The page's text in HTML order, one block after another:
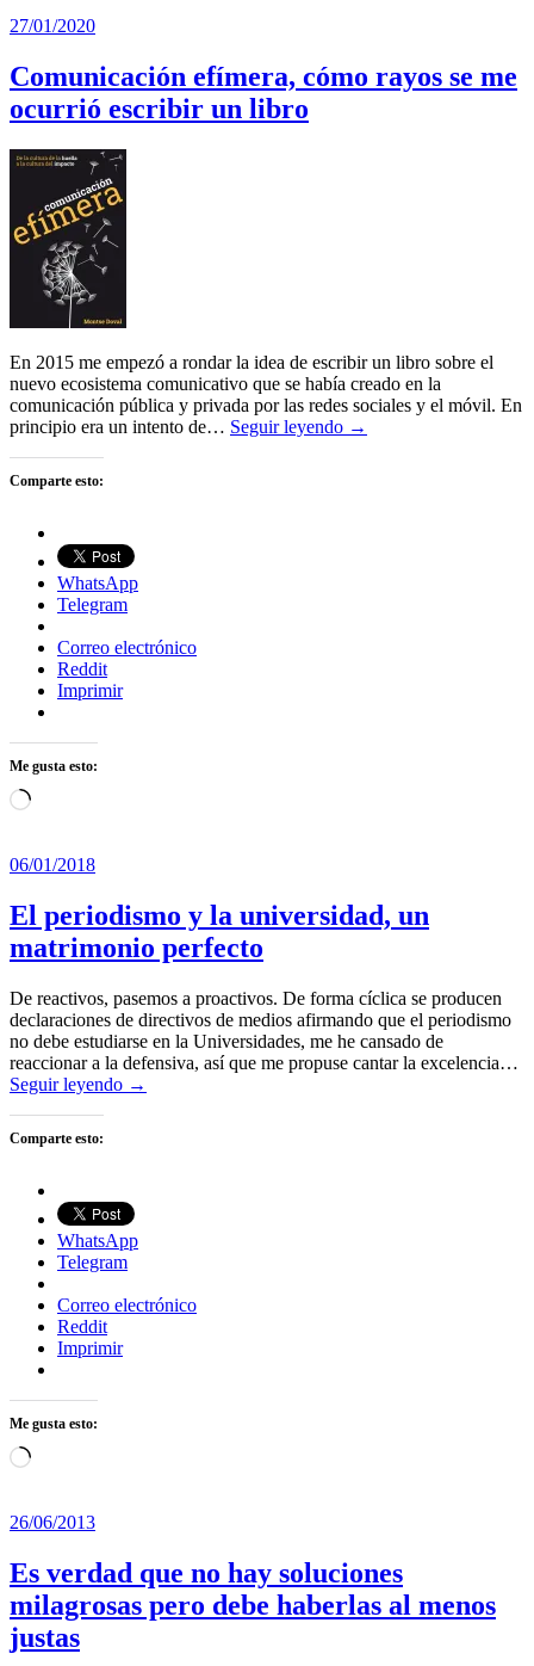
27/01/2020
Comunicación efímera, cómo rayos se me
ocurrió escribir un libro
En 2015 me empezó a rondar la idea de escribir un libro sobre el
nuevo ecosistema comunicativo que se había creado en la
comunicación pública y privada por las redes sociales y el móvil. En
principio era un intento de… Seguir leyendo →
Comparte esto:
WhatsApp
Telegram
Correo electrónico
Reddit
Imprimir
Me gusta esto:
Cargando...
06/01/2018
El periodismo y la universidad, un
matrimonio perfecto
De reactivos, pasemos a proactivos. De forma cíclica se producen
declaraciones de directivos de medios afirmando que el periodismo
no debe estudiarse en la Universidades, me he cansado de
reaccionar a la defensiva, así que me propuse cantar la excelencia…
Seguir leyendo →
Comparte esto:
WhatsApp
Telegram
Correo electrónico
Reddit
Imprimir
Me gusta esto:
Cargando...
26/06/2013
Es verdad que no hay soluciones
milagrosas pero debe haberlas al menos
justas